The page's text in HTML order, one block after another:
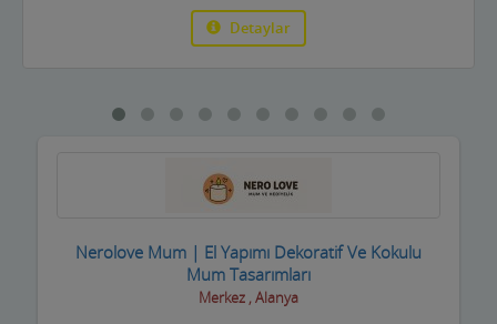
Bayan Kuaför Salonları
Benzin istasyonları(Petroller)
Beyaz Eşya Mağazaları
Beyaz Eşya Teknik Servisler
Bijuteri Parfümeri Ürünleri
Detaylar
Nerolove Mum | El Yapımı Dekoratif Ve Kokulu
Mum Tasarımları
Merkez , Alanya